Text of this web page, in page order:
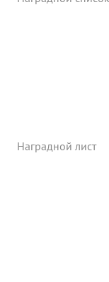
танков, до 18
Наградной лист